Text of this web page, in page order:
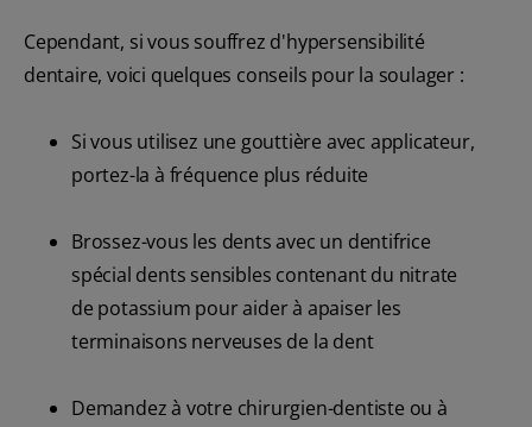
Cependant, si vous souffrez d'hypersensibilité
dentaire, voici quelques conseils pour la soulager :
Si vous utilisez une gouttière avec applicateur,
portez-la à fréquence plus réduite
Brossez-vous les dents avec un dentifrice
spécial dents sensibles contenant du nitrate
de potassium pour aider à apaiser les
terminaisons nerveuses de la dent
Demandez à votre chirurgien-dentiste ou à